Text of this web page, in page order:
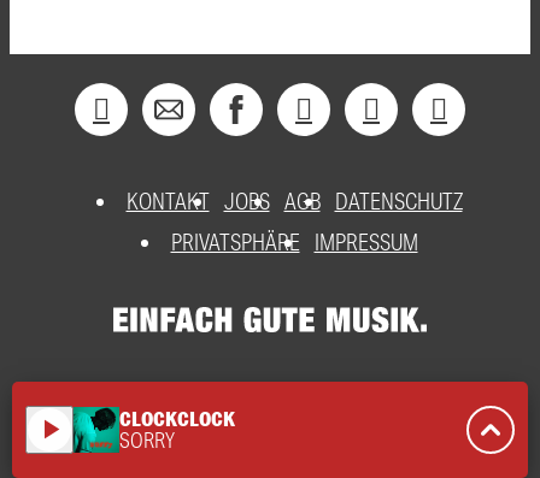
KONTAKT JOBS AGB DATENSCHUTZ
PRIVATSPHÄRE
IMPRESSUM
play_arrow CLOCKCLOCK
SORRY